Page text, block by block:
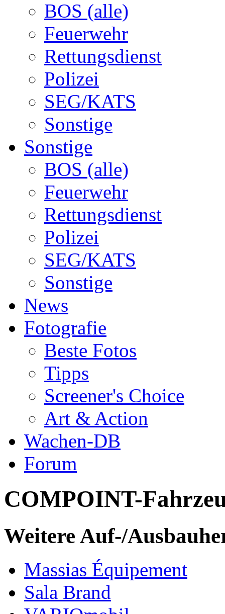
BOS (alle)
Feuerwehr
Rettungsdienst
Polizei
SEG/KATS
Sonstige
Sonstige
BOS (alle)
Feuerwehr
Rettungsdienst
Polizei
SEG/KATS
Sonstige
News
Fotografie
Beste Fotos
Tipps
Screener's Choice
Art & Action
Wachen-DB
Forum
COMPOINT-
Weitere Auf-/
Massias Équipement
Sala Brand